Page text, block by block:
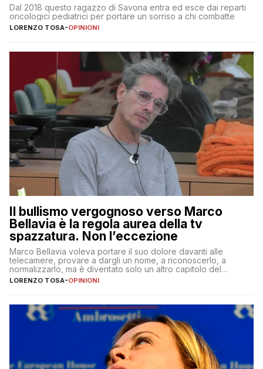
Dal 2018 questo ragazzo di Savona entra ed esce dai reparti
oncologici pediatrici per portare un sorriso a chi combatte
LORENZO TOSA-OPINIONI
Il bullismo vergognoso verso Marco
Bellavia è la regola aurea della tv
spazzatura. Non l’eccezione
Marco Bellavia voleva portare il suo dolore davanti alle
telecamere, provare a dargli un nome, a riconoscerlo, a
normalizzarlo, ma è diventato solo un altro capitolo del
copione
LORENZO TOSA-OPINIONI